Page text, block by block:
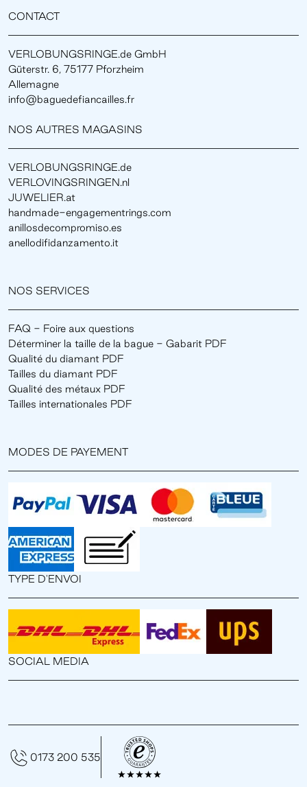
CONTACT
VERLOBUNGSRINGE.de GmbH
Güterstr. 6, 75177 Pforzheim
Allemagne
info@baguedefiancailles.fr
NOS AUTRES MAGASINS
VERLOBUNGSRINGE.de
VERLOVINGSRINGEN.nl
JUWELIER.at
handmade-engagementrings.com
anillosdecompromiso.es
anellodifidanzamento.it
NOS SERVICES
FAQ - Foire aux questions
Déterminer la taille de la bague - Gabarit PDF
Qualité du diamant PDF
Tailles du diamant PDF
Qualité des métaux PDF
Tailles internationales PDF
MODES DE PAYEMENT
TYPE D'ENVOI
SOCIAL MEDIA
0173 200 535